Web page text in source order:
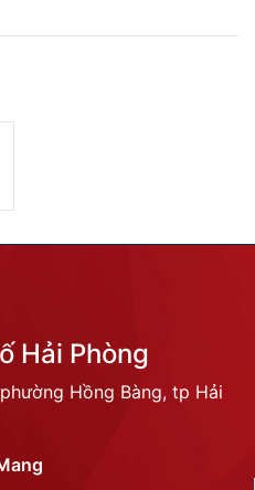
Hải Phòng
Hồng Bàng, tp Hải